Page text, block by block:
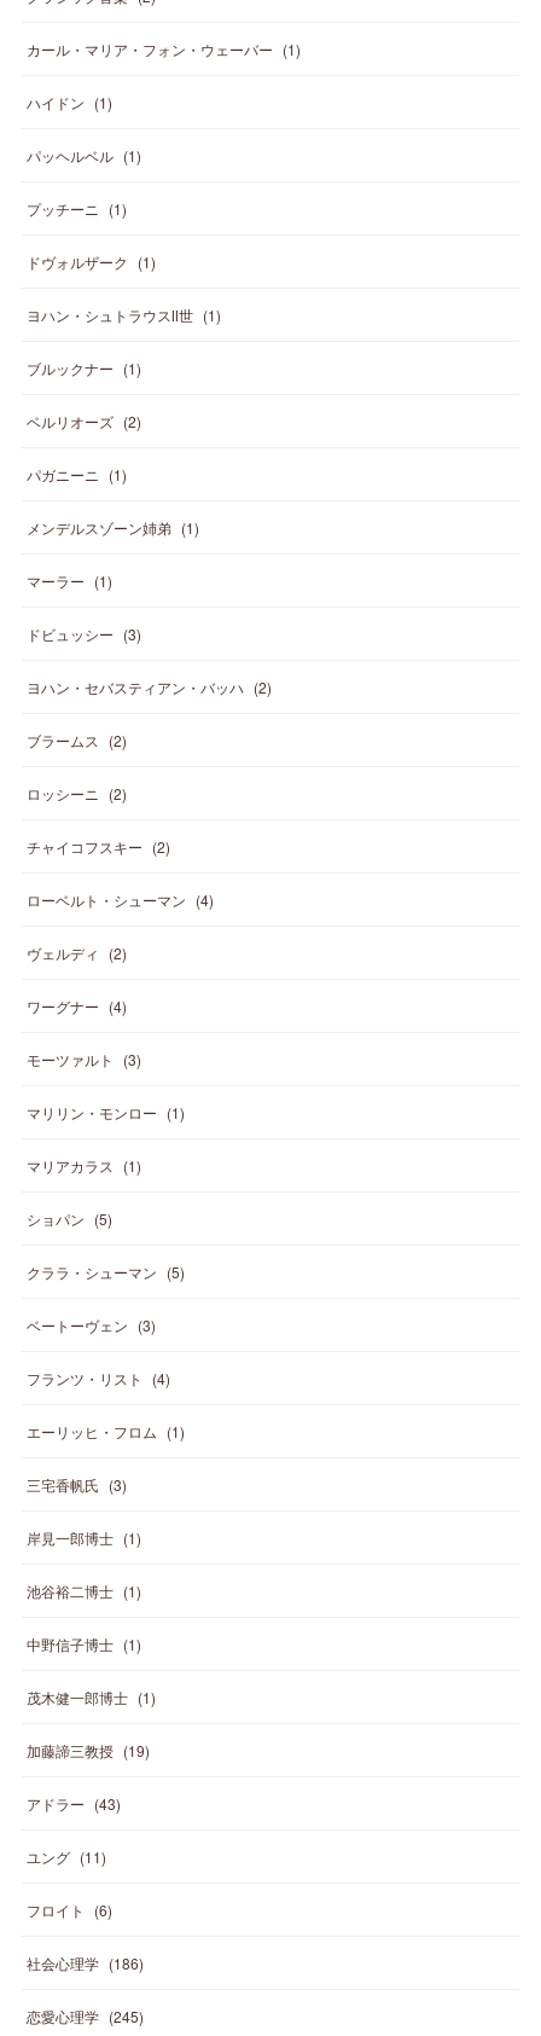
カール・マリア・フォン・ウェーバー (1)
ハイドン (1)
パッヘルベル (1)
プッチーニ (1)
ドヴォルザーク (1)
ヨハン・シュトラウスⅡ世 (1)
ブルックナー (1)
ベルリオーズ (2)
パガニーニ (1)
メンデルスゾーン姉弟 (1)
マーラー (1)
ドビュッシー (3)
ヨハン・セバスティアン・バッハ (2)
ブラームス (2)
ロッシーニ (2)
チャイコフスキー (2)
ローベルト・シューマン (4)
ヴェルディ (2)
ワーグナー (4)
モーツァルト (3)
マリリン・モンロー (1)
マリアカラス (1)
ショパン (5)
クララ・シューマン (5)
ベートーヴェン (3)
フランツ・リスト (4)
エーリッヒ・フロム (1)
三宅香帆氏 (3)
岸見一郎博士 (1)
池谷裕二博士 (1)
中野信子博士 (1)
茂木健一郎博士 (1)
加藤諦三教授 (19)
アドラー (43)
ユング (11)
フロイト (6)
社会心理学 (186)
恋愛心理学 (245)